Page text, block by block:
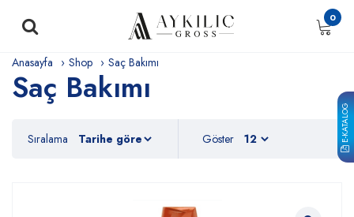
E-KATALOG
0
Anasayfa Shop Saç Bakımı
Saç Bakımı
Sıralama Göster